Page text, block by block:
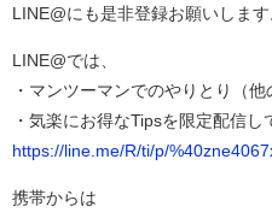
LINE@にも是非登録お願いします
LINE@では、
・マンツーマンでのやりとり（
・気楽にお得なTipsを限定配信し
https://line.me/R/ti/p/
携帯からは